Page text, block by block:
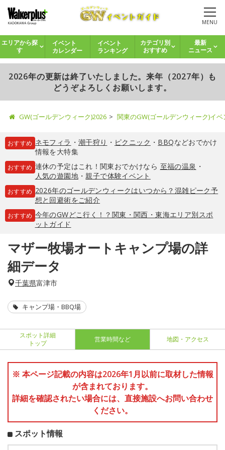
MENU
エリアから探
す
イベント
カレンダー
イベント
ランキング
カテゴリ別
おすすめ
最新
ニュース
2026年の更新は終了いたしました。来年（2027年）も
どうぞよろしくお願いします。
GW(ゴールデンウィーク)2026 関東のGW(ゴールデンウィーク)イ
おすすめ ネモフィラ ・ 潮干狩り ・ ピクニック ・ BBQなどおでかけ
情報を大特集
おすすめ 連休の予定はこれ！関東おでかけなら 至福の温泉 ・
人気の遊園地・親子で体験イベント
おすすめ 2026年のゴールデンウィークはいつから？混雑ピーク予
想と回避術をご紹介
おすすめ 今年のGWどこ行く！？関東・関西・東海エリア別スポ
ットガイド
マザー牧場オートキャンプ場の詳
細データ
千葉県富津市
キャンプ場・BBQ場
スポット詳細
トップ
営業時間など 地図・アクセス
※ 本ページ記載の内容は2026年1月以前に取材した情報
が含まれております。
詳細を確認されたい場合には、直接施設へお問い合わせ
ください。
スポット情報